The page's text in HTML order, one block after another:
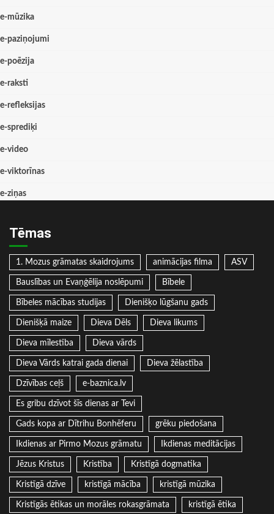
e-mūzika
e-paziņojumi
e-poēzija
e-raksti
e-refleksijas
e-sprediķi
e-video
e-viktorīnas
e-ziņas
Tēmas
1. Mozus grāmatas skaidrojums animācijas filma ASV
Bauslības un Evaņģēlija noslēpumi Bībele
Bībeles mācības studijas Dienišķo lūgšanu gads
Dienišķā maize Dieva Dēls Dieva likums
Dieva mīlestība Dieva vārds
Dieva Vārds katrai gada dienai Dieva žēlastība
Dzīvības ceļš e-baznica.lv
Es gribu dzīvot šīs dienas ar Tevi
Gads kopa ar Dītrihu Bonhēferu grēku piedošana
Ikdienas ar Pirmo Mozus grāmatu Ikdienas meditācijas
Jēzus Kristus Kristība Kristīgā dogmatika
Kristīgā dzīve kristīgā mācība kristīgā mūzika
Kristīgās ētikas un morāles rokasgrāmata kristīgā ētika